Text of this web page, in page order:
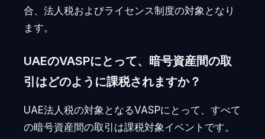
合、法人税およびライセンス制度の対象となり
ます。
UAEのVASPにとって、暗号資産間の取
引はどのように課税されますか？
UAE法人税の対象となるVASPにとって、すべて
の暗号資産間の取引は課税対象イベントです。